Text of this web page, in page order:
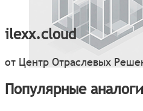
ilexx.cloud
от Центр Отраслевых
Популярные аналоги